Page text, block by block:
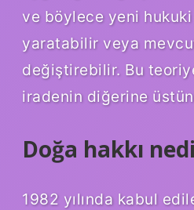
ve böylece yeni
yaratabilir veya
değiştirebilir. Bu
iradenin diğerine
Doğa hakkı
1982 yılında kabul